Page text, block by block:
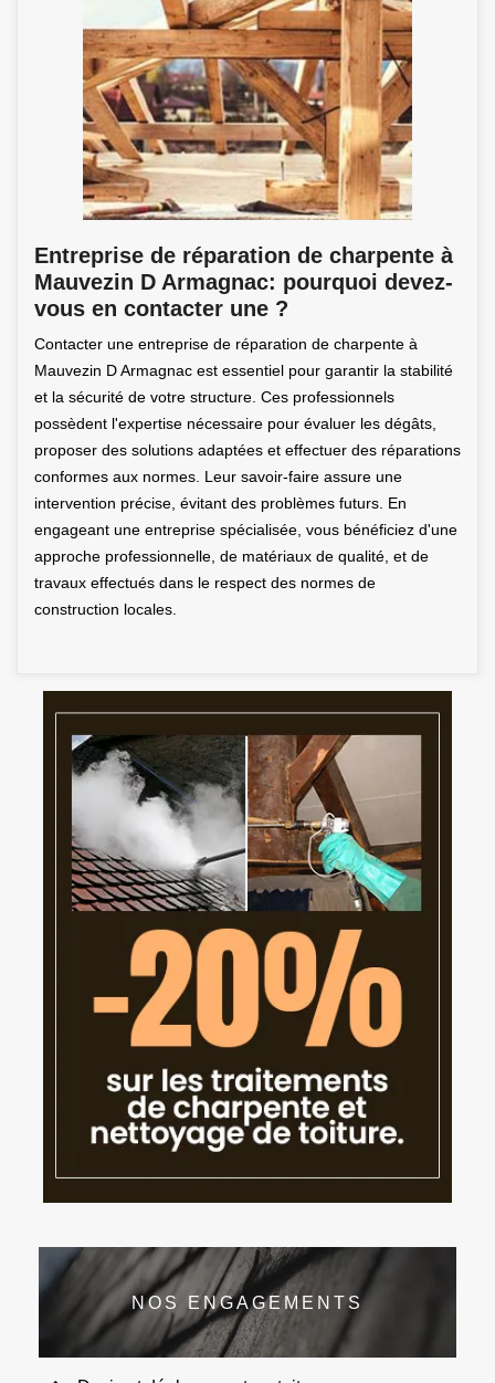
Entreprise de réparation de charpente à
Mauvezin D Armagnac: pourquoi devez-
vous en contacter une ?
Contacter une entreprise de réparation de charpente à
Mauvezin D Armagnac est essentiel pour garantir la stabilité
et la sécurité de votre structure. Ces professionnels
possèdent l'expertise nécessaire pour évaluer les dégâts,
proposer des solutions adaptées et effectuer des réparations
conformes aux normes. Leur savoir-faire assure une
intervention précise, évitant des problèmes futurs. En
engageant une entreprise spécialisée, vous bénéficiez d'une
approche professionnelle, de matériaux de qualité, et de
travaux effectués dans le respect des normes de
construction locales.
NOS ENGAGEMENTS